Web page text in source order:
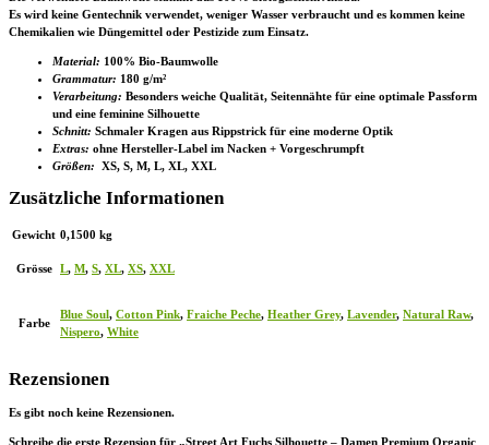
Es wird keine Gentechnik verwendet, weniger Wasser verbraucht und es kommen keine
Chemikalien wie Düngemittel oder Pestizide zum Einsatz.
Material: 100% Bio-Baumwolle
Grammatur: 180 g/m²
Verarbeitung: Besonders weiche Qualität, Seitennähte für eine optimale Passform
und eine feminine Silhouette
Schnitt: Schmaler Kragen aus Rippstrick für eine moderne Optik
Extras: ohne Hersteller-Label im Nacken + Vorgeschrumpft
Größen: XS, S, M, L, XL, XXL
Zusätzliche Informationen
Gewicht 0,1500 kg
Grösse L, M, S, XL, XS, XXL
Farbe
Blue Soul, Cotton Pink, Fraiche Peche, Heather Grey, Lavender, Natural Raw,
Nispero, White
Rezensionen
Es gibt noch keine Rezensionen.
Schreibe die erste Rezension für „Street Art Fuchs Silhouette – Damen Premium Organic